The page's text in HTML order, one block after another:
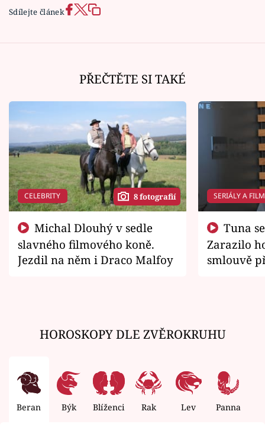
Sdílejte článek
PŘEČTĚTE SI TAKÉ
CELEBRITY 8 fotografií
slavného filmového koně.
Jezdil na něm i Draco Malfoy
SERIÁLY A
Zarazilo
smlouvě
HOROSKOPY DLE ZVĚROKRUHU
Beran Býk Blíženci Rak Lev Panna